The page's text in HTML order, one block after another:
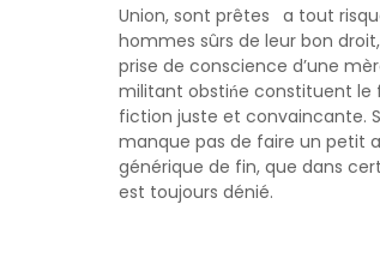
Union, sont prêtes a tout
hommes sûrs de leur bon
prise de conscience d’une
militant obstińe constituent le
fiction juste et convaincante.
manque pas de faire un petit
générique de fin, que dans
est toujours dénié.